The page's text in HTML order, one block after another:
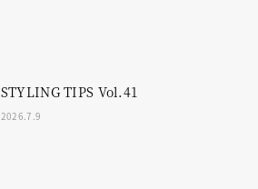
STYLING TIPS Vol.41
2026.7.9